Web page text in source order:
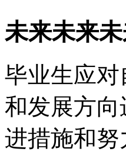
未来未来
毕业生应
和发展方
进措施和努